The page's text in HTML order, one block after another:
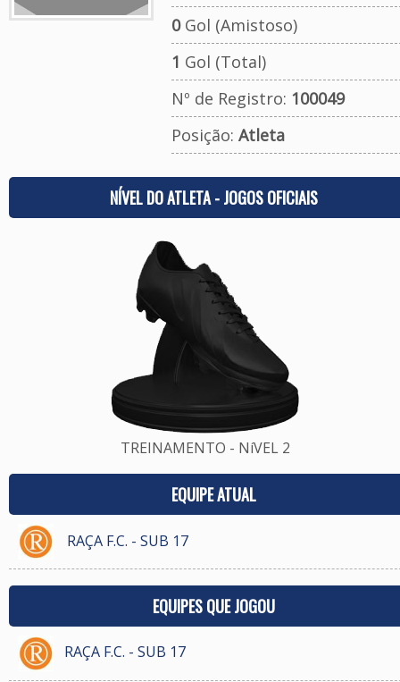
0Gol (Amistoso)
1 Gol (Total)
Nº de Registro: 100049
Posição: Atleta
NÍVEL DO ATLETA - JOGOS OFICIAIS
TREINAMENTO - NíVEL 2
EQUIPE ATUAL
RAÇA F.C. - SUB 17
EQUIPES QUE JOGOU
RAÇA F.C. - SUB 17